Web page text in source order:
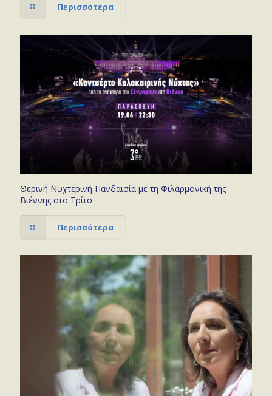
Περισσότερα
Θερινή Νυχτερινή Πανδαισία με τη Φιλαρμονική της
Βιέννης στο Τρίτο
Περισσότερα